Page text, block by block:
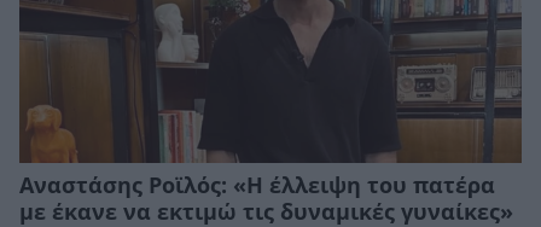
Αναστάσης Ροϊλός: «Η έλλειψη του πατέρα
με έκανε να εκτιμώ τις δυναμικές γυναίκες»